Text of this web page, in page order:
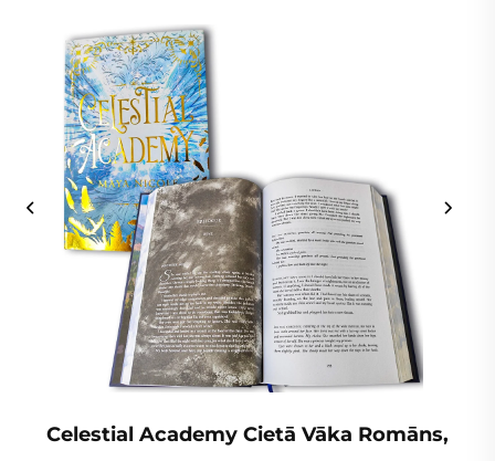
Celestial Academy Cietā Vāka Romāns,